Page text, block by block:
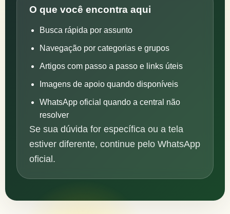
O que você encontra aqui
Busca rápida por assunto
Navegação por categorias e grupos
Artigos com passo a passo e links úteis
Imagens de apoio quando disponíveis
WhatsApp oficial quando a central não
resolver
Se sua dúvida for específica ou a tela
estiver diferente, continue pelo WhatsApp
oficial.